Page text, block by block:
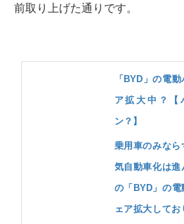
前取り上げた通りです。
「BYD」の電
ア拡大中？【
ン？】
乗用車のみな
気自動車化は進
の「BYD」の
ェア拡大して